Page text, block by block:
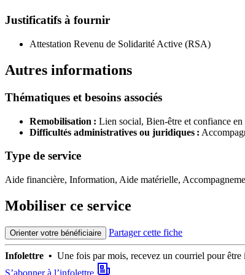
Justificatifs à fournir
Attestation Revenu de Solidarité Active (RSA)
Autres informations
Thématiques et besoins associés
Remobilisation : Lien social, Bien-être et confiance en
Difficultés administratives ou juridiques :
Type de service
Aide financière, Information, Aide matérielle,
Mobiliser ce service
Orienter votre bénéficiaire Partager cette fiche
Infolettre • Une fois par mois, recevez un courriel pour
S’abonner à l’infolettre